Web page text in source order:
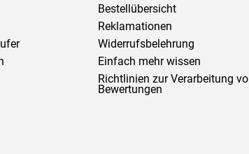
Bestellübersicht
Reklamationen
Widerrufsbelehrung
Einfach mehr wissen
Richtlinien zur Verarbeitung
Bewertungen